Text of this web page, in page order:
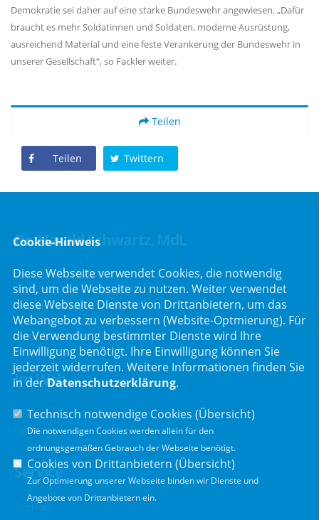
Demokratie sei daher auf eine starke Bundeswehr angewiesen. „Dafür
braucht es mehr Soldatinnen und Soldaten, moderne Ausrüstung,
ausreichend Material und eine feste Verankerung der Bundeswehr in
unserer Gesellschaft“, so Fackler weiter.
Teilen
Teilen Twittern
Dr. Harald Schwartz, MdL
Bayreuther Straße 6
92237 Sulzbach-Rosenberg
Telefon :+49 (9661) 9065865
Telefax : +49 (9661) 9065866
E-Mail :info@harald-schwartz.de
Im Web
Internet
Facebook
Service
Sitemap
Cookie-Hinweis
Diese Webseite verwendet Cookies, die notwendig
sind, um die Webseite zu nutzen. Weiter verwendet
diese Webseite Dienste von Drittanbietern, um das
Webangebot zu verbessern (Website-Optmierung). Für
die Verwendung bestimmter Dienste wird Ihre
Einwilligung benötigt. Ihre Einwilligung können Sie
jederzeit widerrufen. Weitere Informationen finden Sie
in derDatenschutzerklärung.
Technisch notwendige Cookies (Übersicht)
Die notwendigen Cookies werden allein für den
ordnungsgemäßen Gebrauch der Webseite benötigt.
Cookies von Drittanbietern (Übersicht)
Zur Optimierung unserer Webseite binden wir Dienste und
Angebote von Drittanbietern ein.